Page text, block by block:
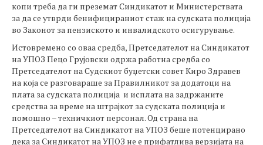
копи треба да ги преземат Синдикатот и Министерствата
за да се утврди бенифицираниот стаж на судската полиција
во Законот за пензиското и инвалидското осигурување.
Истовремено со оваа средба, Претседателот на Синдикатот
на УПОЗ Пецо Грујовски одржа работна средба со
Претседателот на Судскиот буџетски совет Киро Здравев
на која се разговараше за Правилникот за додатоци на
плата за судската полиција и исплата на задржаните
средства за време на штрајкот за судската полиција и
помошно – техничкиот персонал. Од страна на
Претседателот на Синдикатот на УПОЗ беше потенцирано
дека за Синдикатот на УПОЗ не е прифатлива верзијата на